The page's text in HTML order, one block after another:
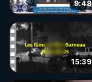
9:48
15:39